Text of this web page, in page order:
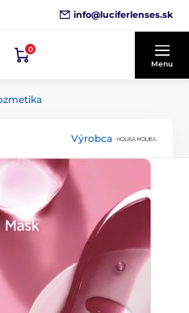
info@luciferlenses.sk
0
Menu
Výrobca